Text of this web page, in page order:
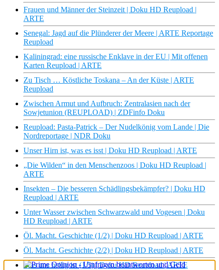
Frauen und Männer der Steinzeit | Doku HD Reupload |
ARTE
Senegal: Jagd auf die Plünderer der Meere | ARTE Reportage
Reupload
Kaliningrad: eine russische Enklave in der EU | Mit offenen
Karten Reupload | ARTE
Zu Tisch … Köstliche Toskana – An der Küste | ARTE
Reupload
Zwischen Armut und Aufbruch: Zentralasien nach der
Sowjetunion (REUPLOAD) | ZDFinfo Doku
Reupload: Pasta-Patrick – Der Nudelkönig vom Lande | Die
Nordreportage | NDR Doku
Unser Hirn ist, was es isst | Doku HD Reupload | ARTE
„Die Wilden“ in den Menschenzoos | Doku HD Reupload |
ARTE
Insekten – Die besseren Schädlingsbekämpfer? | Doku HD
Reupload | ARTE
Unter Wasser zwischen Schwarzwald und Vogesen | Doku
HD Reupload | ARTE
Öl. Macht. Geschichte (1/2) | Doku HD Reupload | ARTE
Öl. Macht. Geschichte (2/2) | Doku HD Reupload | ARTE
Was uns heilig ist (1/5) | Doku HD Reupload | ARTE